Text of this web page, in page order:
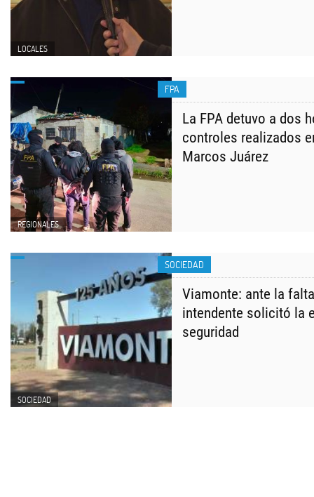
LOCALES
FPA
REGIONALES
La FPA detuvo a dos
controles realizados
Marcos Juárez
SOCIEDAD
SOCIEDAD
Viamonte: ante la
intendente solicitó la
seguridad